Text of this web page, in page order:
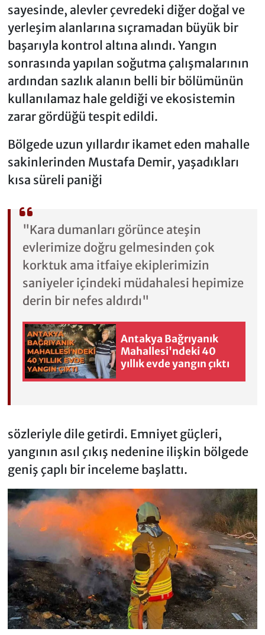
sayesinde, alevler çevredeki diğer doğal ve
yerleşim alanlarına sıçramadan büyük bir
başarıyla kontrol altına alındı. Yangın
sonrasında yapılan soğutma çalışmalarının
ardından sazlık alanın belli bir bölümünün
kullanılamaz hale geldiği ve ekosistemin
zarar gördüğü tespit edildi.
Bölgede uzun yıllardır ikamet eden mahalle
sakinlerinden Mustafa Demir, yaşadıkları
kısa süreli paniği
"Kara dumanları görünce ateşin
evlerimize doğru gelmesinden çok
korktuk ama itfaiye ekiplerimizin
saniyeler içindeki müdahalesi hepimize
derin bir nefes aldırdı"
Antakya Bağrıyanık
Mahallesi'ndeki 40
yıllık evde yangın çıktı
sözleriyle dile getirdi. Emniyet güçleri,
yangının asıl çıkış nedenine ilişkin bölgede
geniş çaplı bir inceleme başlattı.